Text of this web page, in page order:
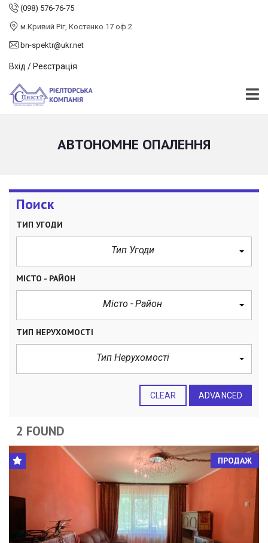
(098) 576-76-75
м.Кривий Ріг, Костенко 17 оф.2
bn-spektr@ukr.net
Вхід / Реєстрація
АВТОНОМНЕ ОПАЛЕННЯ
Поиск
ТИП УГОДИ
Тип Угоди
МІСТО - РАЙОН
Місто - Район
ТИП НЕРУХОМОСТІ
Тип Нерухомості
CLEAR ADVANCED
2 FOUND
ПРОДАЖ